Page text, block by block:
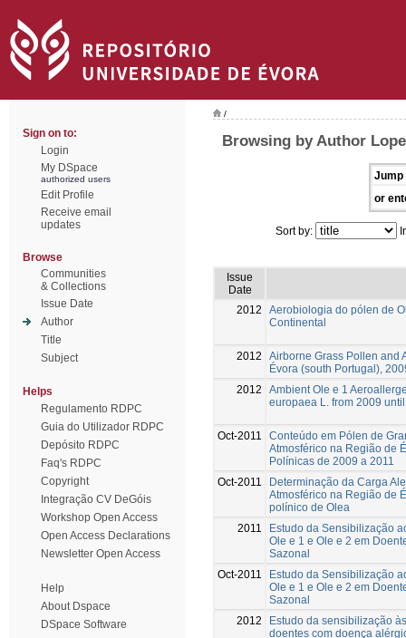
Sign on to:
Login
My DSpace
authorized users
Edit Profile
Receive email
updates
Browse
Communities
& Collections
Issue Date
Author
Title
Subject
Helps
Regulamento RDPC
Guia do Utilizador RDPC
Depósito RDPC
Faq's RDPC
Copyright
Integração CV DeGóis
Workshop Open Access
Open Access Declarations
Newsletter Open Access
Help
About Dspace
DSpace Software
/
Browsing by Author
Jump
or
Sort by:
Issue
Date
2012
Aerobiologia do pólen de
Continental
2012
Airborne Grass Pollen and
Évora (south Portugal),
2012
Ambient Ole e 1
europaea L. from 2009
Oct-2011
Conteúdo em Pólen de
Atmosférico na Região de
Polínicas de 2009 a 2011
Oct-2011
Determinação da Carga
Atmosférico na Região de
polínico de Olea
2011
Estudo da Sensibilização
Ole e 1 e Ole e 2 em
Sazonal
Oct-2011
Estudo da Sensibilização
Ole e 1 e Ole e 2 em
Sazonal
2012
Estudo da sensibilização
doentes com doença